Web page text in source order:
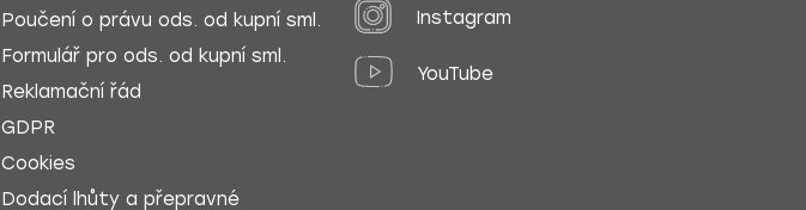
Poučení o právu ods. od kupní sml.
Formulář pro ods. od kupní sml.
Reklamační řád
GDPR
Cookies
Dodací lhůty a přepravné
Instagram
YouTube